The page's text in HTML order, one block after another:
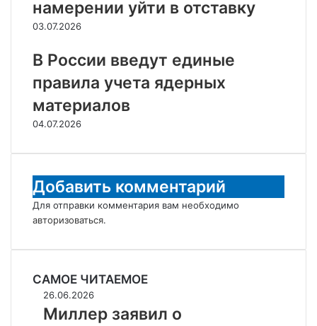
намерении уйти в отставку
03.07.2026
В России введут единые
правила учета ядерных
материалов
04.07.2026
Добавить комментарий
Для отправки комментария вам необходимо
авторизоваться.
САМОЕ ЧИТАЕМОЕ
Миллер
заявил
26.06.2026
Миллер заявил о